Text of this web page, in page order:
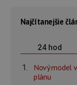
Najčítanejšie
24 hod
Nový model
plánu